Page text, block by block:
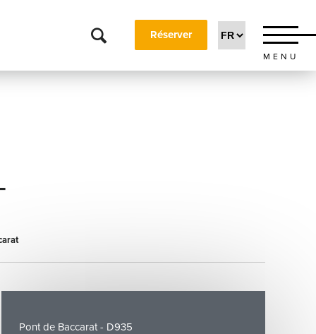
Réserver
MENU
Pont de Baccarat - D935